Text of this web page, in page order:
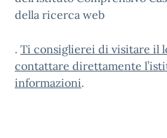
della ricerca web
. Ti consiglierei di visitare il
contattare direttamente
informazioni.